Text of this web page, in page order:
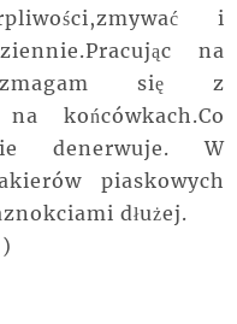
i
na
się z
końcówkach.Co
denerwuje. W
piaskowych
dłużej.